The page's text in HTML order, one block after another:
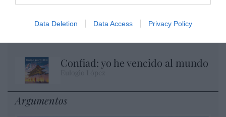
Data Deletion Data Access Privacy Policy
Milagros de nuestro tiempo
Eulogio López
Confiad: yo he vencido al mundo
Argumentos